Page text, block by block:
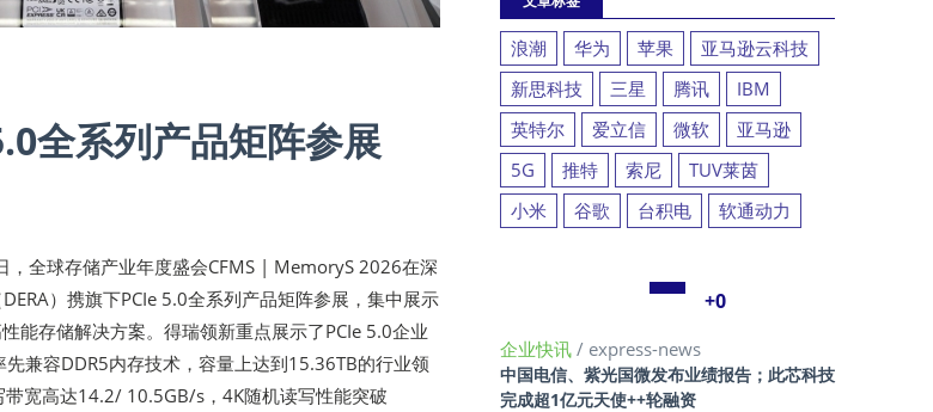
全系列产品矩阵参展
，全球存储产业年度盛会CFMS | MemoryS 2026在深
）携旗下PCIe 5.0全系列产品矩阵参展，集中展示
能存储解决方案。得瑞领新重点展示了PCIe 5.0企业
兼容DDR5内存技术，容量上达到15.36TB的行业领
宽高达14.2/ 10.5GB/s，4K随机读写性能突破
浪潮 华为 苹果
亚马逊云科技
新思科技
三星 腾讯
IBM
英特尔
爱立信 微软
亚马逊
5G
推特 索尼
TUV莱茵
小米
谷歌 台积电 软通动力
+0
企业快讯 / express-news
中国电信、紫光国微发布业绩报告；此芯科技
完成超1亿元天使++轮融资